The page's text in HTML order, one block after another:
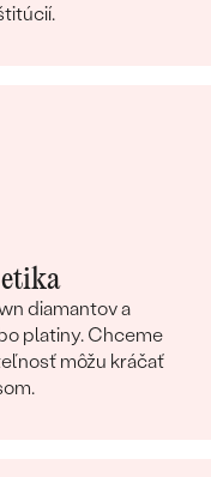
diamantov a
platiny. Chceme
môžu kráčať